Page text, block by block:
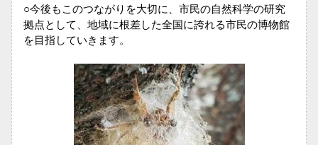
○今後もこのつながりを大切に、市民の自然科学の研究
拠点として、地域に根差した全国に誇れる市民の博物館
を目指していきます。